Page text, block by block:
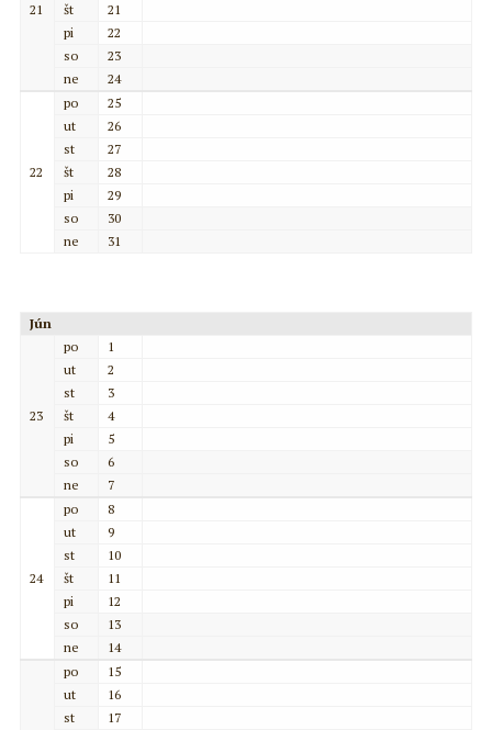
21
št
21
pi
22
so
23
ne
24
22
po
25
ut
26
st
27
št
28
pi
29
so
30
ne
31
Jún
23
po
1
ut
2
st
3
št
4
pi
5
so
6
ne
7
24
po
8
ut
9
st
10
št
11
pi
12
so
13
ne
14
po
15
ut
16
st
17